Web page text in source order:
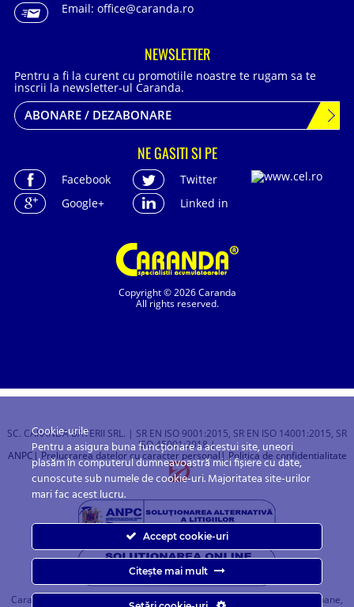
Copyright © 2026 Caranda
All rights reserved.
Email: office@caranda.ro
NEWSLETTER
Pentru a fi la curent cu promotiile noastre te rugam sa te
inscrii la newsletter-ul Caranda.
ABONARE / DEZABONARE
NE GASITI SI PE
Facebook
Twitter
Google+
Linked in
SC. CARANDA BATERII SRL. | SR EN ISO 9001:2015, SR EN ISO 14001:2015, SR
ISO 45001:2018 |
ANPC | Prelucrarea datelor cu caracter personal| Politica de confidentialitate
Caranda.ro este un magazin online cu baterii pentru automobile, camioane,
Cookie-urile
Pentru a asigura buna funcționare a acestui site, uneori
plasăm în computerul dumneavoastră mici fișiere cu date,
cunoscute sub numele de cookie-uri. Majoritatea site-urilor
mari fac acest lucru.
Accept cookie-uri
Citește mai mult